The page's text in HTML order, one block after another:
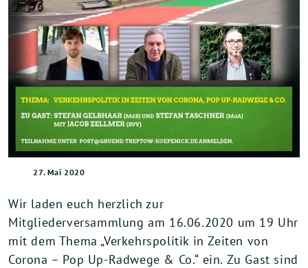
27. Mai 2020
Wir laden euch herzlich zur
Mitgliederversammlung am 16.06.2020 um 19 Uhr
mit dem Thema „Verkehrspolitik in Zeiten von
Corona – Pop Up-Radwege & Co.“ ein. Zu Gast sind